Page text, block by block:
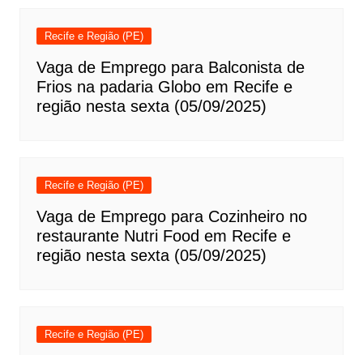
Recife e Região (PE)
Vaga de Emprego para Balconista de
Frios na padaria Globo em Recife e
região nesta sexta (05/09/2025)
Recife e Região (PE)
Vaga de Emprego para Cozinheiro no
restaurante Nutri Food em Recife e
região nesta sexta (05/09/2025)
Recife e Região (PE)